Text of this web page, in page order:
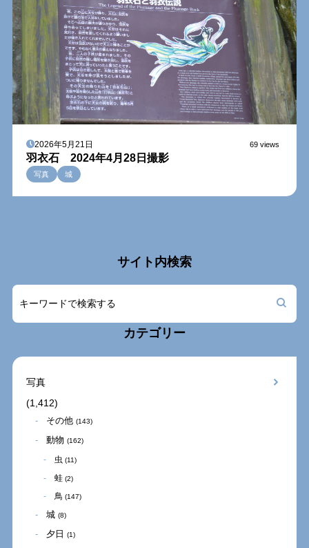
2026年5月21日 69 views
羽衣石 2024年4月28日撮影
写真 城
サイト内検索
カテゴリー
写真
(1,412)
その他 (143)
動物 (162)
虫 (11)
蛙 (2)
鳥 (147)
城 (8)
夕日 (1)